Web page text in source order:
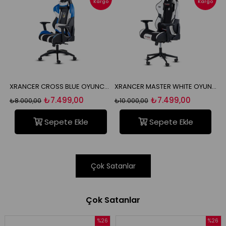
XRANCER CROSS BLUE OYUNCU KOLTUĞU
₺7.499,00
₺8.000,00
Sepete Ekle
Kargo
XRANCER MASTER WHITE OYUNCU KOLTUĞU
₺7.499,00
₺10.000,00
Sepete Ekle
Kargo
Çok Satanlar
Çok Satanlar
%26
%26